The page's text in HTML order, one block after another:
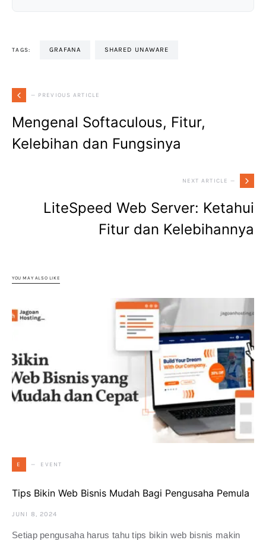
TAGS: GRAFANA SHARED UNAWARE
— PREVIOUS ARTICLE
Mengenal Softaculous, Fitur,
Kelebihan dan Fungsinya
NEXT ARTICLE —
LiteSpeed Web Server: Ketahui
Fitur dan Kelebihannya
YOU MAY ALSO LIKE
E EVENT
Tips Bikin Web Bisnis Mudah Bagi Pengusaha Pemula
JUNI 8, 2024
Setiap pengusaha harus tahu tips bikin web bisnis makin